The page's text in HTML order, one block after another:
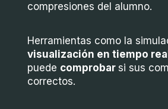
compresiones del alumno.
Herramientas como la
visualización en tiempo
puede comprobar si sus
correctos.